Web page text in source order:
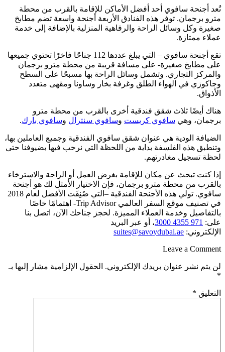
تُعد أجنحة سافوي أحد أفضل الأماكن للإقامة بالقرب من محطة
مترو برجمان. توفر هذه الفنادق الأربعة أجنحة واسعة تضم مطابخ
صغيرة وكل وسائل الراحة والرفاهية المنزلية بالإضافة إلى خدمة
عملاء ممتازة.
تقع أجنحة سافوي – التي يبلغ عددها 112 جناحًا فاخرًا تحتوي جميعها
على مطابخ صغيرة- على مسافة قريبة من محطة مترو برجمان
والمركز التجاري. وتشمل وسائل الراحة بها مسبحًا على السطح
وجاكوزي في الهواء الطلق وغرفة بخار وساونا ومقهى متعدد
الأذواق.
هناك أيضًا ثلاث شقق فندقية أخرى بالقرب من محطة مترو
برجمان، وهي سافوي كريست وسافوي سنترال وسافوي بارك.
الضيافة الودية هي عنوان شقق سافوي الفندقية وجميع العاملين بها،
وتنطبق هذه الفلسفة بداية من اللحظة التي نرحب فيها بضيوفنا حتى
لحظة تسجيل مغادرتهم.
إذا كنت تبحث عن مكان للإقامة بغرض العمل أو الراحة والاسترخاء
بالقرب من محطة مترو برجمان، فإن الاختيار الأمثل لك هو أجنحة
سافوي. تولي هذه الأجنحة الفندقية –التي صُنِفَت الأفضل لعام 2018
في تصنيف موقع السفر العالمي Trip Advisor- اهتمامًا خاصًا
بالتفاصيل وخدمة العملاء المميزة. لحجز جناحك الآن، اتصل بنا
على: 971 4355 3000
، أو عبر البريد
الإلكتروني: suites@savoydubai.ae
Leave a Comment
لن يتم نشر عنوان بريدك الإلكتروني. الحقول الإلزامية مشار إليها بـ
*
التعليق *